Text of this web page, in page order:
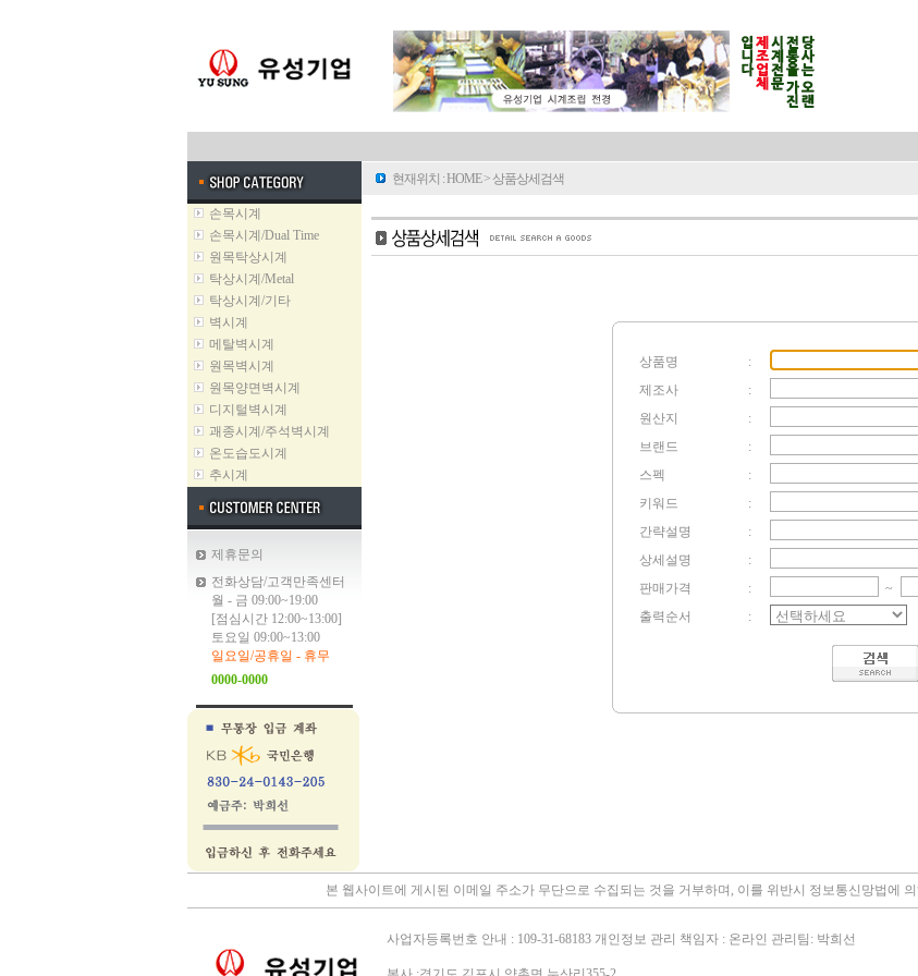
손목시계
손목시계/Dual Time
원목탁상시계
탁상시계/Metal
탁상시계/기타
벽시계
메탈벽시계
원목벽시계
원목양면벽시계
디지털벽시계
괘종시계/주석벽시계
온도습도시계
추시계
제휴문의
전화상담/고객만족센터
월 - 금 09:00~19:00
[점심시간 12:00~13:00]
토요일 09:00~13:00
일요일/공휴일 - 휴무
0000-0000
현재위치 :HOME> 상품상세검색
상품명
:
제조사
:
원산지
:
브랜드
:
스펙
:
키워드
:
간략설명
:
상세설명
:
판매가격
:
~
출력순서
:
본 웹사이트에 게시된 이메일 주소가 무단으로 수집되는 것을 거부하며, 이를 위반시 정보통신망법에
사업자등록번호 안내 : 109-31-68183 개인정보 관리 책임자 : 온라인 관리팀: 박희선